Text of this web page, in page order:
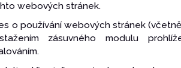
webových stránek.
o používání webových stránek
zásuvného modulu